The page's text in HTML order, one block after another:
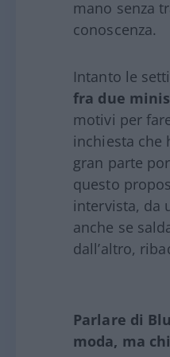
mano senza
conoscenza.
Intanto le
fra due
motivi per
inchiesta che
gran parte
questo
intervista, da
anche se
dall’altro,
Parlare di
moda, ma